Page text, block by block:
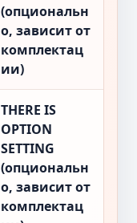
(опциональн
о, зависит от
комплектац
ии)
THERE IS
OPTION
SETTING
(опциональн
о, зависит от
комплектац